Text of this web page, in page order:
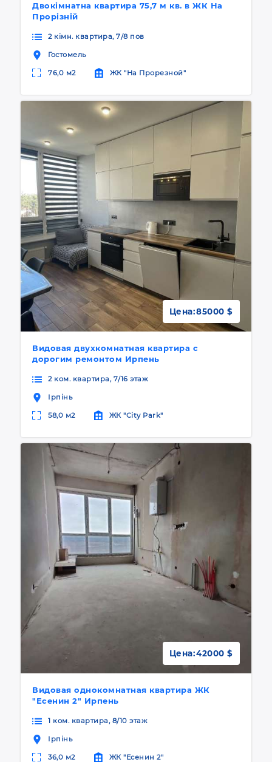
Двокімнатна квартира 75,7 м кв. в ЖК На
Прорізній
2 кімн. квартира, 7/8 пов
Гостомель
76,0 м2 ЖК "На Прорезной"
Видовая двухкомнатная квартира с
дорогим ремонтом Ирпень
Цена:85000 $
2 ком. квартира, 7/16 этаж
Ірпінь
58,0 м2 ЖК "City Park"
Видовая однокомнатная квартира ЖК
"Есенин 2" Ирпень
Цена:42000 $
1 ком. квартира, 8/10 этаж
Ірпінь
36,0 м2 ЖК "Есенин 2"